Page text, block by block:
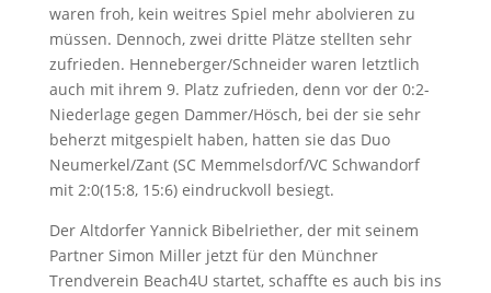
waren froh, kein weitres Spiel mehr abolvieren zu
müssen. Dennoch, zwei dritte Plätze stellten sehr
zufrieden. Henneberger/Schneider waren letztlich
auch mit ihrem 9. Platz zufrieden, denn vor der 0:2-
Niederlage gegen Dammer/Hösch, bei der sie sehr
beherzt mitgespielt haben, hatten sie das Duo
Neumerkel/Zant (SC Memmelsdorf/VC Schwandorf
mit 2:0(15:8, 15:6) eindruckvoll besiegt.
Der Altdorfer Yannick Bibelriether, der mit seinem
Partner Simon Miller jetzt für den Münchner
Trendverein Beach4U startet, schaffte es auch bis ins